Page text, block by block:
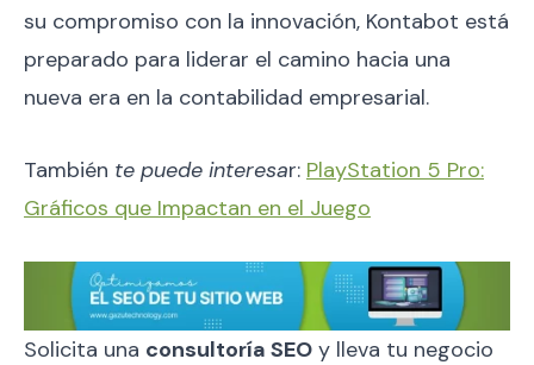
su compromiso con la innovación, Kontabot está
preparado para liderar el camino hacia una
nueva era en la contabilidad empresarial.
También te puede interesar: PlayStation 5 Pro:
Gráficos que Impactan en el Juego
Solicita una consultoría SEO y lleva tu negocio